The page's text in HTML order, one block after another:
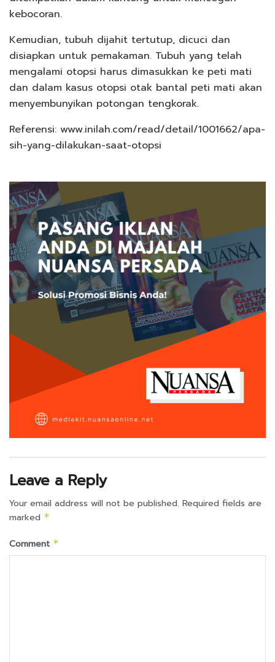
kebocoran.
Kemudian, tubuh dijahit tertutup, dicuci dan
disiapkan untuk pemakaman. Tubuh yang telah
mengalami otopsi harus dimasukkan ke peti mati
dan dalam kasus otopsi otak bantal peti mati akan
menyembunyikan potongan tengkorak.
Referensi: www.inilah.com/read/detail/1001662/apa-
sih-yang-dilakukan-saat-otopsi
Leave a Reply
Your email address will not be published. Required fields are
marked *
Comment *